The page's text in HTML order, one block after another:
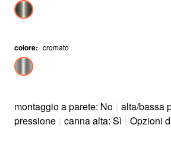
colore: cromato
montaggio a parete: No | alta/bassa
pressione | canna alta: Sì | Opzioni